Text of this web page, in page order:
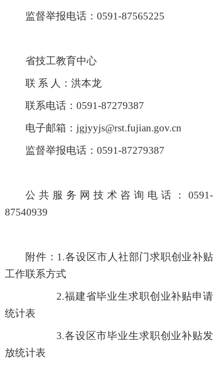
监督举报电话：0591-87565225
省技工教育中心
联 系 人：洪本龙
联系电话：0591-87279387
电子邮箱： jgjyyjs@rst.fujian.gov.cn
监督举报电话：0591-87279387
公共服务网技术咨询电话：0591-
87540939
附件：1.各设区市人社部门求职创业补贴
工作联系方式
2.福建省毕业生求职创业补贴申请
统计表
3.各设区市毕业生求职创业补贴发
放统计表